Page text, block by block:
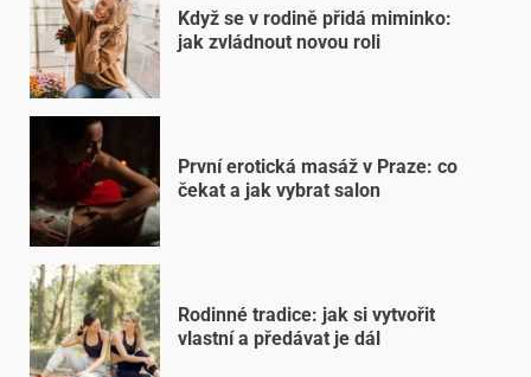
Když se v rodině přidá miminko:
jak zvládnout novou roli
První erotická masáž v Praze: co
čekat a jak vybrat salon
Rodinné tradice: jak si vytvořit
vlastní a předávat je dál